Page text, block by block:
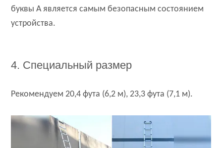
буквы А является самым безопасным состоянием
устройства.
4. Специальный размер
Рекомендуем 20,4 фута (6,2 м), 23,3 фута (7,1 м).